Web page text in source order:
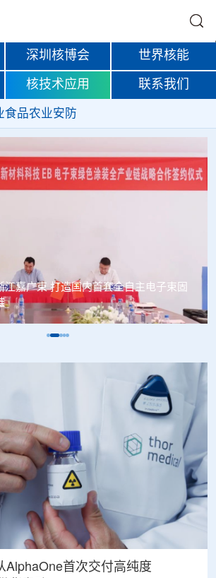
深圳核博会 世界核能
核技术应用 联系我们
食品农业安防
寻求利用核能提升农业生产力
AlphaOne首次交付高纯度